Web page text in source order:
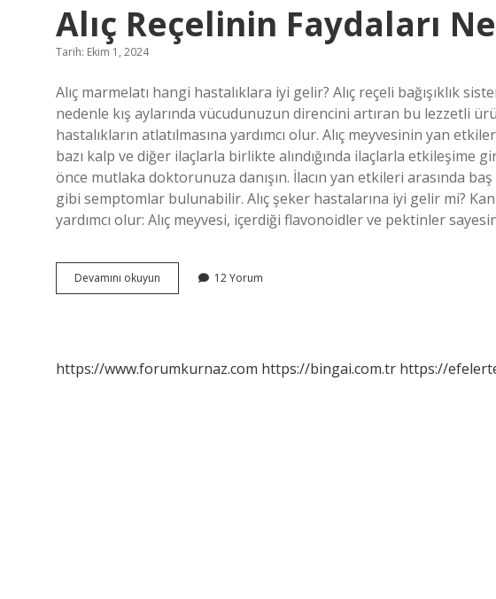
Alıç Reçelinin Faydaları
Tarih: Ekim 1, 2024
Alıç marmelatı hangi hastalıklara iyi gelir? Alıç reçeli bağışıklık
nedenle kış aylarında vücudunuzun direncini artıran bu lezzetli
hastalıkların atlatılmasına yardımcı olur. Alıç meyvesinin yan
bazı kalp ve diğer ilaçlarla birlikte alındığında ilaçlarla etkileşime
önce mutlaka doktorunuza danışın. İlacın yan etkileri arasında
gibi semptomlar bulunabilir. Alıç şeker hastalarına iyi gelir mi?
yardımcı olur: Alıç meyvesi, içerdiği flavonoidler ve pektinler
Devamını okuyun
Reçelinin
12 Yorum
https://www.forumkurnaz.com https://bingai.com.tr https://